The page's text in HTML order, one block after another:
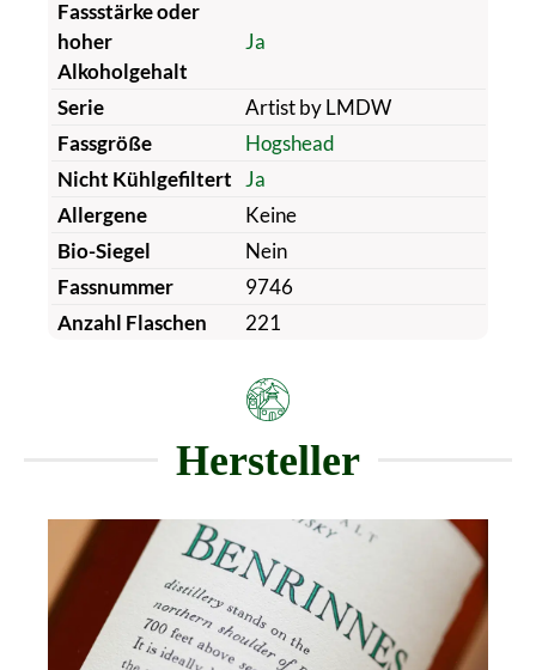
Fassstärke oder
hoher
Alkoholgehalt
Ja
Serie
Artist by LMDW
Fassgröße
Hogshead
Nicht Kühlgefiltert
Ja
Allergene
Keine
Bio-Siegel
Nein
Fassnummer
9746
Anzahl Flaschen
221
Hersteller